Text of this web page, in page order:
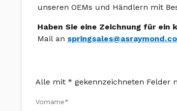
unseren OEMs und Händlern mit
Haben Sie eine Zeichnung für ein
Mail an
Alle mit * gekennzeichneten Felder
Vorname*